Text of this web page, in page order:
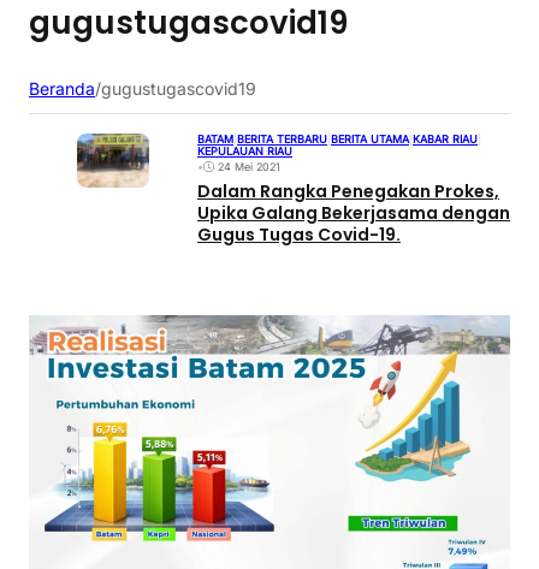
gugustugascovid19
Beranda/gugustugascovid19
BATAM BERITA TERBARU BERITA UTAMA KABAR RIAU
KEPULAUAN RIAU
•
24 Mei 2021
Dalam Rangka Penegakan Prokes,
Upika Galang Bekerjasama dengan
Gugus Tugas Covid-19.